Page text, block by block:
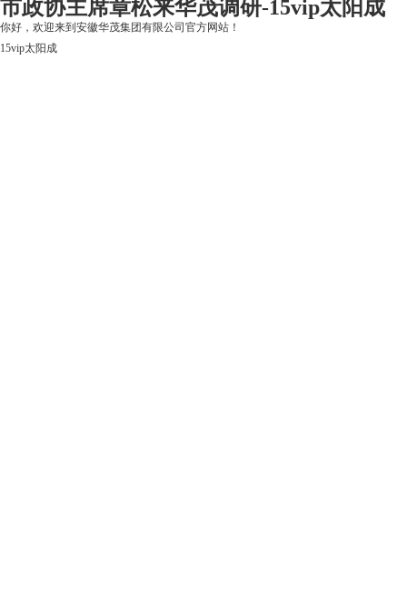
市政协主席章松来华茂调研-15vip太阳成
你好，欢迎来到安徽华茂集团有限公司官方网站！
15vip太阳成